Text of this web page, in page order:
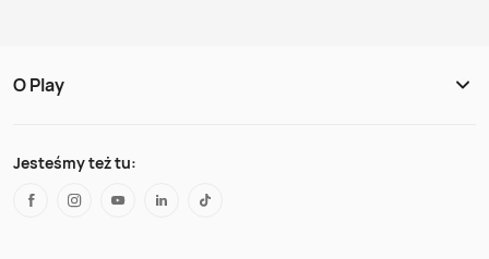
O Play
Jesteśmy też tu: